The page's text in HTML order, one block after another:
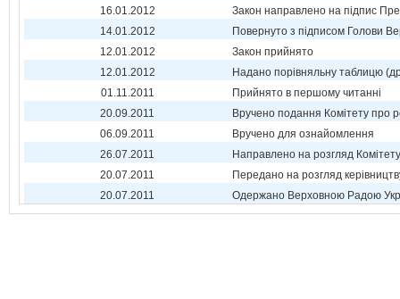
16.01.2012
Закон направлено на підпис
14.01.2012
Повернуто з підписом Голови
12.01.2012
Закон прийнято
12.01.2012
Надано порівняльну таблицю
01.11.2011
Прийнято в першому читанні
20.09.2011
Вручено подання Комітету про
06.09.2011
Вручено для ознайомлення
26.07.2011
Направлено на розгляд Комітету
20.07.2011
Передано на розгляд
20.07.2011
Одержано Верховною Радою